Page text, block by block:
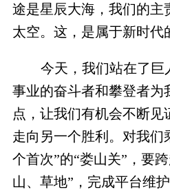
途是星辰大海，我们的主
太空。这，是属于新时代
今天，我们站在了巨
事业的奋斗者和攀登者为
点，让我们有机会不断见
走向另一个胜利。对我们
个首次”的“娄山关”，要
山、草地”，完成平台维